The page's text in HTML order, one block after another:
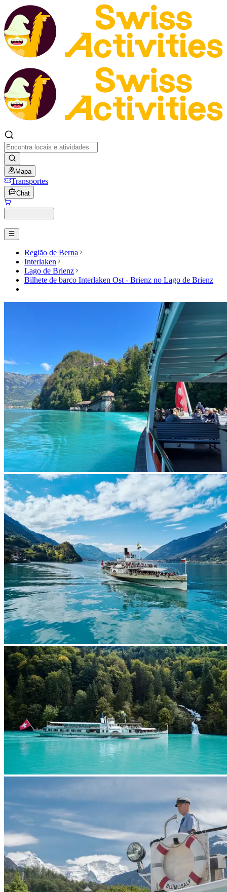
Mapa
Transportes
Chat
Região de Berna
Interlaken
Lago de Brienz
Bilhete de barco Interlaken Ost - Brienz no Lago de Brienz